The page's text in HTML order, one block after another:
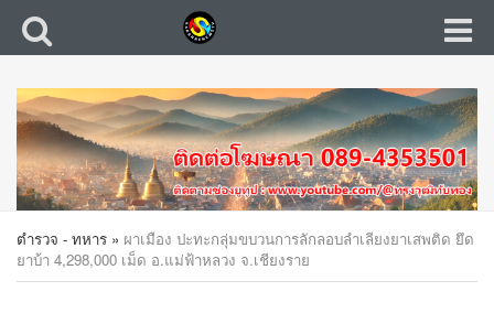
ตำรวจ - ทหาร » ผาเมือง ปะทะกลุ่มขบวนการลักลอบลำเลียงยาเสพติด ยึด
ยาบ้า 4,298,000 เม็ด อ.แม่ฟ้าหลวง จ.เชียงราย